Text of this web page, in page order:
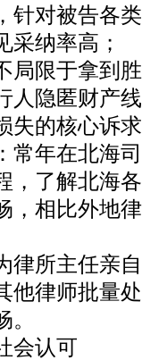
针对被告各
采纳率高；
局限于拿到
人隐匿财产
失的核心诉
常年在北海
，了解北海
，相比外地
律所主任亲
他律师批量
会认可